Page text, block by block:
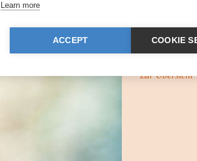
Ab Oktober
damit
Zur Übersicht
Learn more
ACCEPT COOKIE